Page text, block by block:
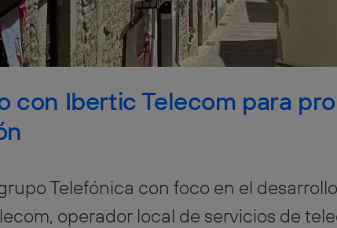
con Ibertic Telecom para
Telefónica con foco en el
operador local de servicios de